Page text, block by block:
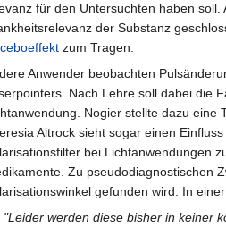
für den Untersuchten haben
der Substanz
zum Tragen.
Anwender beobachten
Nach Lehre soll dabei die
Nogier stellte dazu eine
Altrock sieht sogar einen
bei Lichtanwendungen
Zu pseudodiagnostischen
gefunden wird. In
"Leider werden diese bisher in keiner